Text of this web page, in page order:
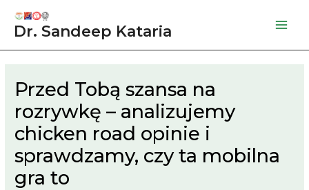
Dr. Sandeep Kataria
Przed Tobą szansa na
rozrywkę – analizujemy
chicken road opinie i
sprawdzamy, czy ta mobilna
gra to